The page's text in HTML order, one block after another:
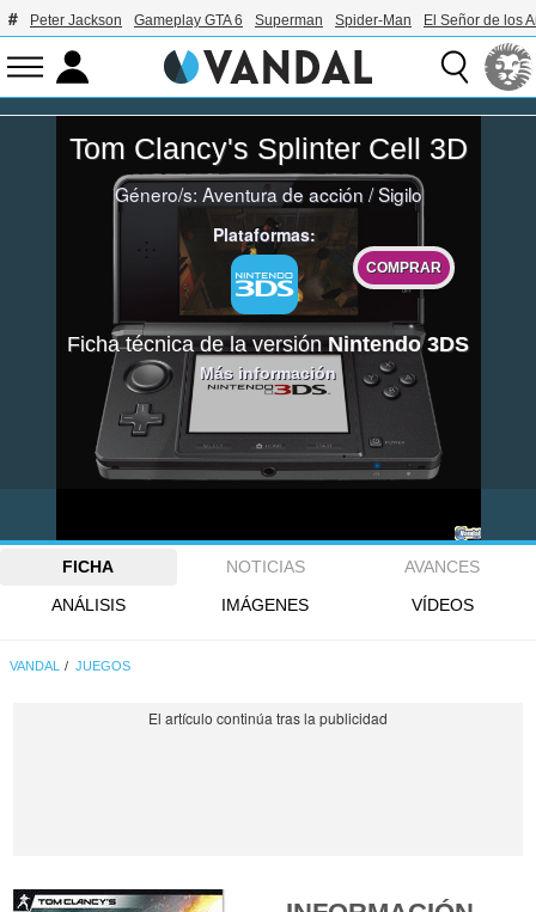
Peter Jackson Gameplay GTA 6 Superman Spider-Man El Señor de los
Tom Clancy's Splinter Cell 3D
Género/s: Aventura de acción /Sigilo
Plataformas:
COMPRAR
Ficha técnica de la versiónNintendo 3DS
Más información
FICHA NOTICIAS
AVANCES
ANÁLISIS
IMÁGENES VÍDEOS
VANDAL JUEGOS